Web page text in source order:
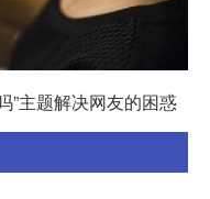
”主题解决网友的困惑